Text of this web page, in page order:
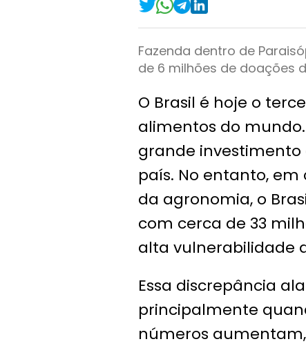
Fazenda dentro de
de 6 milhões de doações
O Brasil é hoje o
alimentos do
grande
país. No entanto,
da agronomia, o
com cerca de 33
alta vulnerabilidade
Essa discrepância
principalmente
números